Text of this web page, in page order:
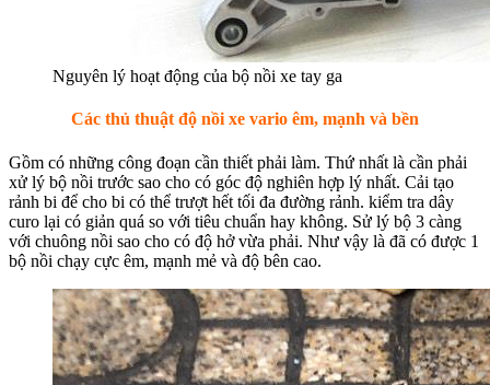
Nguyên lý hoạt động của bộ nồi xe tay ga
Các thủ thuật độ nồi xe vario êm, mạnh và bền
Gồm có những công đoạn cần thiết phải làm. Thứ nhất là cần phải
xử lý bộ nồi trước sao cho có góc độ nghiên hợp lý nhất. Cải tạo
rảnh bi để cho bi có thể trượt hết tối đa đường rảnh. kiểm tra dây
curo lại có giản quá so với tiêu chuẩn hay không. Sử lý bộ 3 càng
với chuông nồi sao cho có độ hở vừa phải. Như vậy là đã có được 1
bộ nồi chạy cực êm, mạnh mẻ và độ bên cao.